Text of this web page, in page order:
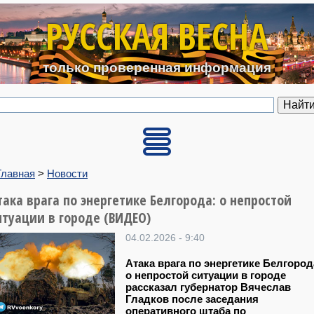
Перейти к основному
РУССКАЯ ВЕСНА
только проверенная информация
> Новости
врага по энергетике Белгорода: о непростой
в городе (ВИДЕО)
04.02.2026 - 9:40
Атака врага по энергетике
о непростой ситуации в городе
рассказал губернатор Вячеслав
Гладков после заседания
оперативного штаба по